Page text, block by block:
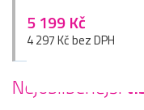
5 199 Kč
4 297 Kč bez DPH
Nejoblíbenější